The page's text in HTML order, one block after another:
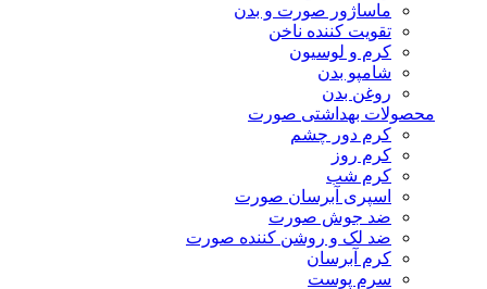
ماساژور صورت و بدن
تقویت کننده ناخن
کرم و لوسیون
شامپو بدن
روغن بدن
محصولات بهداشتی صورت
کرم دور چشم
کرم روز
کرم شب
اسپری آبرسان صورت
ضد جوش صورت
ضد لک و روشن کننده صورت
کرم آبرسان
سرم پوست